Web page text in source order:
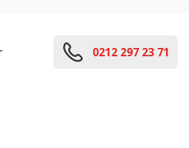
0212 297 23 71